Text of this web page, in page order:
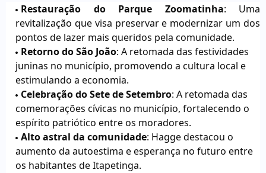
Restauração do Parque Zoomatinha: Uma
revitalização que visa preservar e modernizar um dos
pontos de lazer mais queridos pela comunidade.
Retorno do São João: A retomada das festividades
juninas no município, promovendo a cultura local e
estimulando a economia.
Celebração do Sete de Setembro: A retomada das
comemorações cívicas no município, fortalecendo o
espírito patriótico entre os moradores.
Alto astral da comunidade: Hagge destacou o
aumento da autoestima e esperança no futuro entre
os habitantes de Itapetinga.